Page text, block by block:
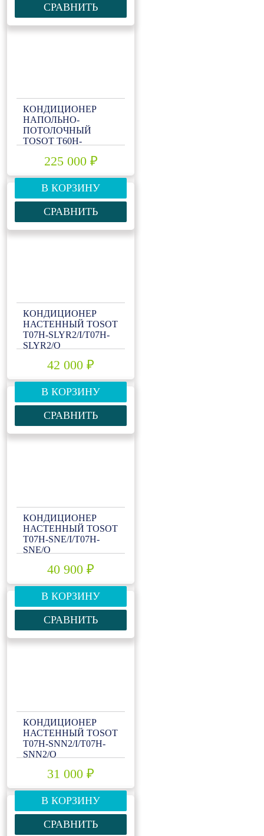
СРАВНИТЬ
КОНДИЦИОНЕР
НАПОЛЬНО-
ПОТОЛОЧНЫЙ
TOSOT T60H-
225 000 ₽
В КОРЗИНУ
СРАВНИТЬ
КОНДИЦИОНЕР
НАСТЕННЫЙ TOSOT
T07H-SLYR2/I/T07H-
SLYR2/O
42 000 ₽
В КОРЗИНУ
СРАВНИТЬ
КОНДИЦИОНЕР
НАСТЕННЫЙ TOSOT
T07H-SNE/I/T07H-
SNE/O
40 900 ₽
В КОРЗИНУ
СРАВНИТЬ
КОНДИЦИОНЕР
НАСТЕННЫЙ TOSOT
T07H-SNN2/I/T07H-
SNN2/O
31 000 ₽
В КОРЗИНУ
СРАВНИТЬ